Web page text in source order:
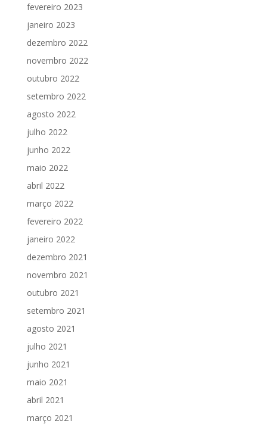
fevereiro 2023
janeiro 2023
dezembro 2022
novembro 2022
outubro 2022
setembro 2022
agosto 2022
julho 2022
junho 2022
maio 2022
abril 2022
março 2022
fevereiro 2022
janeiro 2022
dezembro 2021
novembro 2021
outubro 2021
setembro 2021
agosto 2021
julho 2021
junho 2021
maio 2021
abril 2021
março 2021